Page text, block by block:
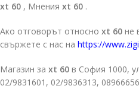
xt 60 , Мнения xt 60 .
Ако отговорът относно xt 60 не
свържете с нас на https://
Магазин за xt 60 в София 1000,
02/9831601, 02/9836313,